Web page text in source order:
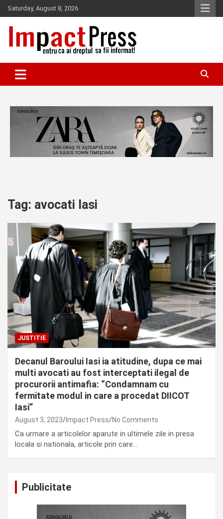
Skip
to
content
Saturday, August 8, 2026
IMPACTPRESS
Tag: avocati Iasi
JUSTITIE
Decanul Baroului Iasi ia atitudine, dupa ce mai
multi avocati au fost interceptati ilegal de
procurorii antimafia: “Condamnam cu
fermitate modul in care a procedat DIICOT
Iasi”
August 3, 2023 Impact Press No Comments
Ca urmare a articolelor aparute in ultimele zile in presa
locala si nationala, articole prin care…
Publicitate